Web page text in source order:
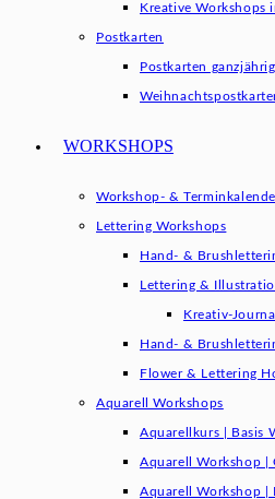
Kreative Workshops
Postkarten
Postkarten ganzjährig
WORKSHOPS
Workshop- &
Lettering Workshops
Hand- &
Lettering &
Kreativ-
Hand- &
Flower & Lettering
Aquarell Workshops
Aquarellkurs | Basis
Aquarell Workshop |
Aquarell Workshop |